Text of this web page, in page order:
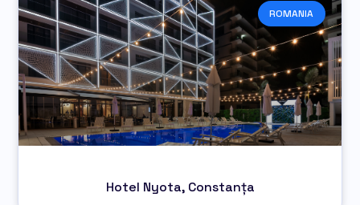
ROMANIA
Hotel Nyota, Constanța